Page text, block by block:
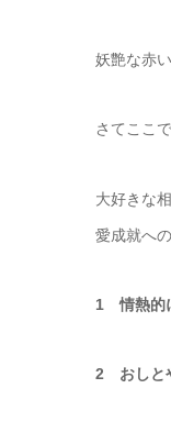
妖艶な赤
さてここ
大好きな
愛成就へ
1 情熱的
2 おしと